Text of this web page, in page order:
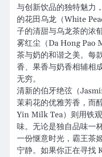
与创新饮品的独特魅力
的花田乌龙（White
子的清甜与乌龙茶的浓
雾红尘（Da Hong Pao
茶与奶的和谐之美。每
香、果香与奶香相辅相
无穷。
清新的伯牙绝弦（
茉莉花的优雅芳香，而
Yin Milk Tea）则用铁
味。无论是独自品味一
一份惬意时光，霸王茶
宁静。如果你正在寻找